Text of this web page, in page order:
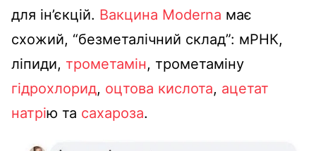
для ін’єкцій. Вакцина Moderna має
схожий, “безметалічний склад”: мРНК,
ліпиди, трометамін, трометаміну
гідрохлорид, оцтова кислота, ацетат
натрію та сахароза.